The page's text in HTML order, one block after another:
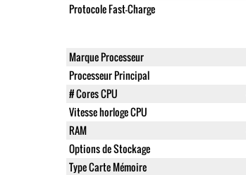
Protocole Fast-Charge
Marque Processeur
Processeur Principal
# Cores CPU
Vitesse horloge CPU
RAM
Options de Stockage
Type Carte Mémoire